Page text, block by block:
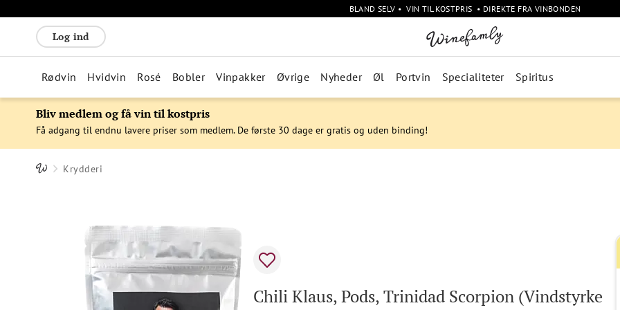
BLAND SELV • VIN TIL KOSTPRIS • DIREKTE FRA VINBONDEN
Log ind
Rødvin Hvidvin Rosé Bobler Vinpakker Øvrige Nyheder Øl Portvin Specialiteter Spiritus
Bliv medlem og få vin til kostpris
Få adgang til endnu lavere priser som medlem. De første 30 dage er gratis og uden binding!
Krydderi
Chili Klaus, Pods, Trinidad Scorpion (Vindstyrke